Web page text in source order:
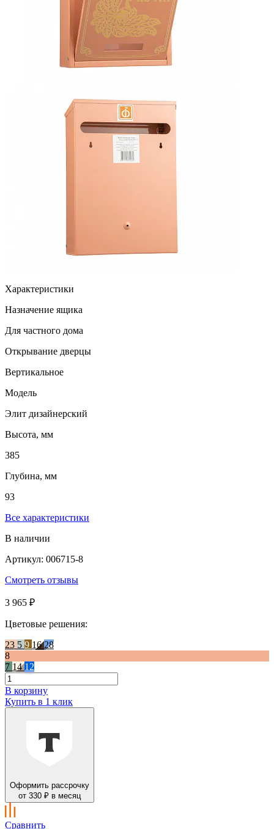
Характеристики
Назначение ящика
Для частного дома
Открывание дверцы
Вертикальное
Модель
Элит дизайнерский
Высота, мм
385
Глубина, мм
93
Все характеристики
В наличии
Артикул: 006715-8
Смотреть отзывы
3 965 ₽
Цветовые решения:
23 5 9 1628
8
7 1412
В корзину
Купить в 1 клик
Оформить рассрочку
от 330 ₽ в месяц
Сравнить